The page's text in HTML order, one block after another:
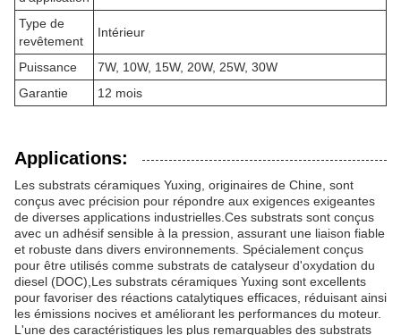
Type de
revêtement
Intérieur
Puissance
7W, 10W, 15W, 20W, 25W, 30W
Garantie
12 mois
Applications:
Les substrats céramiques Yuxing, originaires de Chine, sont
conçus avec précision pour répondre aux exigences exigeantes
de diverses applications industrielles.Ces substrats sont conçus
avec un adhésif sensible à la pression, assurant une liaison fiable
et robuste dans divers environnements. Spécialement conçus
pour être utilisés comme substrats de catalyseur d'oxydation du
diesel (DOC),Les substrats céramiques Yuxing sont excellents
pour favoriser des réactions catalytiques efficaces, réduisant ainsi
les émissions nocives et améliorant les performances du moteur.
L'une des caractéristiques les plus remarquables des substrats